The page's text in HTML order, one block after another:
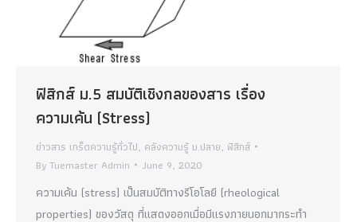
ฟิสิกส์ ม.5 สมบัติเชิงกลของสาร เรื่อง
ความเค้น (Stress)
ข่าวสาร เกร็ดความรู้ทั่วไป, คลังความรู้ ม.ปลาย, ฟิสิกส์
ByTuemaster Admin June 9, 2020
ความเค้น (stress) เป็นสมบัติทางรีโอโลยี (rheological
properties) ของวัสดุ ที่แสดงออกเมื่อมีแรงภายนอกมากระทำ